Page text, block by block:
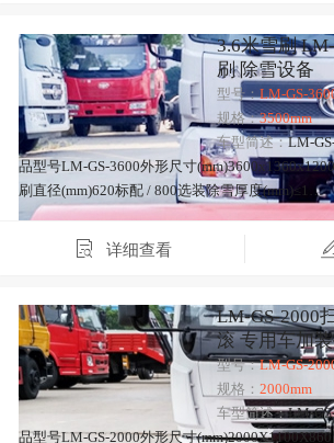
3.6米雪刷
刷 除雪设备
型号：LM-GS-
规格：3500mm
车型简述：LM-
品型号LM-GS-3600外形尺寸
刷直径(mm)620标配 / 800选装除雪厚度(mm)≤1…
详细查看
LM-GS-2000
滚 专用车加
型号：LM-GS-
规格： 2000mm
车型简述：LM-
品型号LM-GS-2000外形尺寸